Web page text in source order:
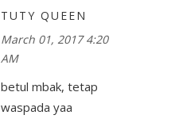
TUTY QUEEN
March 01, 2017 4:20
AM
betul mbak, tetap
waspada yaa